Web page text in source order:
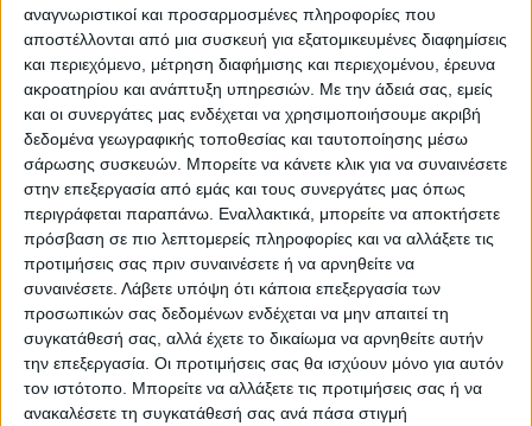
αναγνωριστικοί και προσαρμοσμένες πληροφορίες που
αποστέλλονται από μια συσκευή για εξατομικευμένες διαφημίσεις
και περιεχόμενο, μέτρηση διαφήμισης και περιεχομένου, έρευνα
ακροατηρίου και ανάπτυξη υπηρεσιών. Με την άδειά σας, εμείς
και οι συνεργάτες μας ενδέχεται να χρησιμοποιήσουμε ακριβή
δεδομένα γεωγραφικής τοποθεσίας και ταυτοποίησης μέσω
σάρωσης συσκευών. Μπορείτε να κάνετε κλικ για να συναινέσετε
στην επεξεργασία από εμάς και τους συνεργάτες μας όπως
περιγράφεται παραπάνω. Εναλλακτικά, μπορείτε να αποκτήσετε
πρόσβαση σε πιο λεπτομερείς πληροφορίες και να αλλάξετε τις
προτιμήσεις σας πριν συναινέσετε ή να αρνηθείτε να
συναινέσετε. Λάβετε υπόψη ότι κάποια επεξεργασία των
προσωπικών σας δεδομένων ενδέχεται να μην απαιτεί τη
συγκατάθεσή σας, αλλά έχετε το δικαίωμα να αρνηθείτε αυτήν
την επεξεργασία. Οι προτιμήσεις σας θα ισχύουν μόνο για αυτόν
τον ιστότοπο. Μπορείτε να αλλάξετε τις προτιμήσεις σας ή να
ανακαλέσετε τη συγκατάθεσή σας ανά πάσα στιγμή
πυρηνική ενέργεια.Τα πυρηνικά είναι η
απάντησησε έναν κόσμο που βρίσκεται
στα πρόθυρα να χάσει τον αγώνα ενάντια
στην κλιματική κρίση.
Μιαβαθιά πεποίθηση που δημιουργήθηκε
μετά την ανάγνωση του βιβλίου που έγραψε
ο Γκολντστάιν μαζί με τον Στάφαν Κβιστ,
έναν Σουηδό πυρηνικό μηχανικό, ώθησε τον
Στόουν να μεταφέρει το μήνυμα στις μάζες.
«Τα κάνουμε όλα λάθος, και ενόψει της
κλιματικής αλλαγής, τα πυρηνικά δεν είναι
μόνο μια επιλογή –είναι η μόνη επιλογή »,